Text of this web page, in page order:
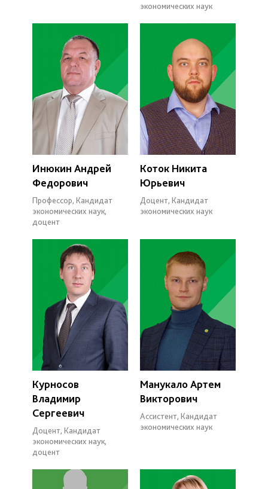
экономических наук
Инюкин Андрей
Федорович
Профессор, Кандидат
экономических наук,
доцент
Коток Никита
Юрьевич
Доцент, Кандидат
экономических наук
Курносов
Владимир
Сергеевич
Доцент, Кандидат
экономических наук,
доцент
Манукало Артем
Викторович
Ассистент, Кандидат
экономических наук